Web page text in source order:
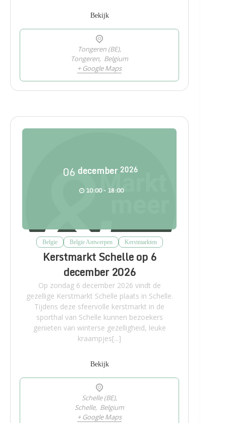
Bekijk
Tongeren (BE),
Tongeren, Belgium
+ Google Maps
06 december 2026
10:00 - 18:00
Belgie Belgie Antwerpen Kerstmarkten
Kerstmarkt Schelle op 6
december 2026
Op zondag 6 december 2026 vindt de
gezellige Kerstmarkt Schelle plaats in Schelle.
Tijdens deze sfeervolle kerstmarkt in de
sporthal van Schelle kunnen bezoekers
genieten van winterse gezelligheid, leuke
kraampjes[...]
Bekijk
Schelle (BE),
Schelle, Belgium
+ Google Maps